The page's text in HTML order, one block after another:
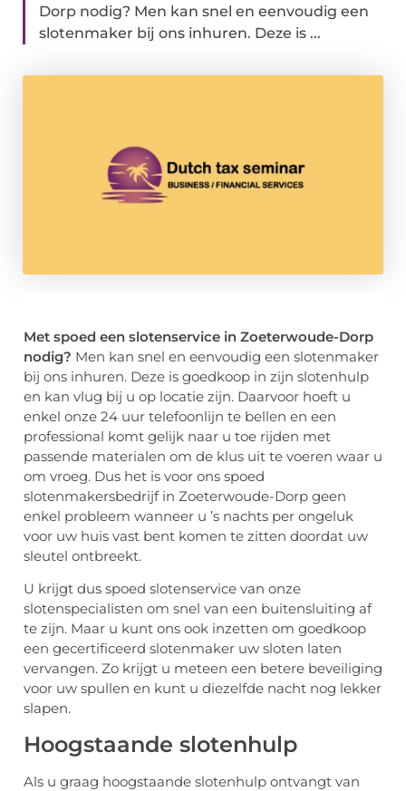
Dorp nodig? Men kan snel en eenvoudig een
slotenmaker bij ons inhuren. Deze is ...
Met spoed een slotenservice in Zoeterwoude-Dorp
nodig? Men kan snel en eenvoudig een slotenmaker
bij ons inhuren. Deze is goedkoop in zijn slotenhulp
en kan vlug bij u op locatie zijn. Daarvoor hoeft u
enkel onze 24 uur telefoonlijn te bellen en een
professional komt gelijk naar u toe rijden met
passende materialen om de klus uit te voeren waar u
om vroeg. Dus het is voor ons spoed
slotenmakersbedrijf in Zoeterwoude-Dorp geen
enkel probleem wanneer u ’s nachts per ongeluk
voor uw huis vast bent komen te zitten doordat uw
sleutel ontbreekt.
U krijgt dus spoed slotenservice van onze
slotenspecialisten om snel van een buitensluiting af
te zijn. Maar u kunt ons ook inzetten om goedkoop
een gecertificeerd slotenmaker uw sloten laten
vervangen. Zo krijgt u meteen een betere beveiliging
voor uw spullen en kunt u diezelfde nacht nog lekker
slapen.
Hoogstaande slotenhulp
Als u graag hoogstaande slotenhulp ontvangt van